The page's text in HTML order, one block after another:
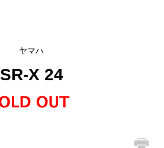
ヤマハ
SR-X 24